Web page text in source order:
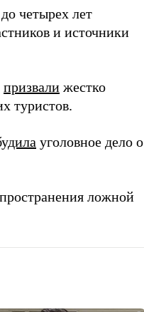
четырех лет
и источники
призвали жестко
туристов.
уголовное дело о
ложной